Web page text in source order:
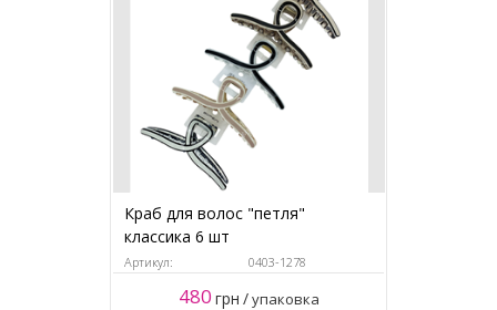
Краб для волос "петля"
классика 6 шт
Артикул: 0403-1278
480 грн /упаковка